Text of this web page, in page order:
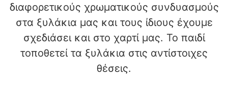
διαφορετικούς χρωματικούς συνδυασμούς
στα ξυλάκια μας και τους ίδιους έχουμε
σχεδιάσει και στο χαρτί μας. Το παιδί
τοποθετεί τα ξυλάκια στις αντίστοιχες
θέσεις.